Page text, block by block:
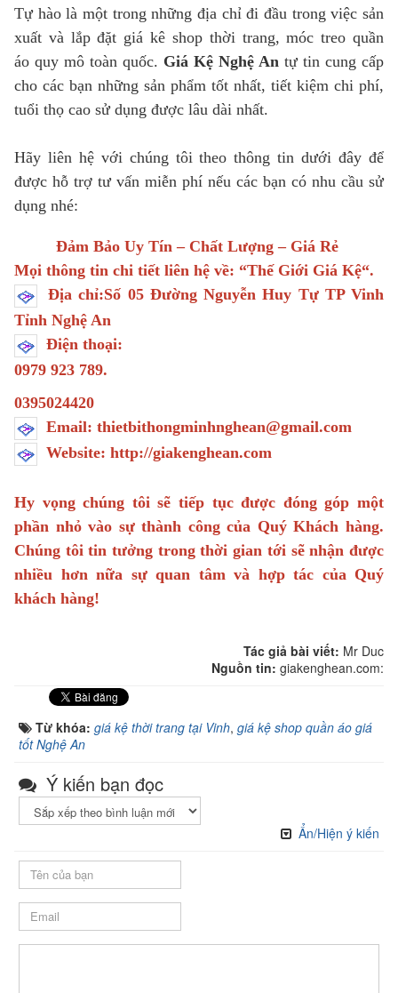
Tự hào là một trong những địa chỉ đi đầu trong việc sản
xuất và lắp đặt giá kê shop thời trang, móc treo quần
áo quy mô toàn quốc. Giá Kệ Nghệ An tự tin cung cấp
cho các bạn những sản phẩm tốt nhất, tiết kiệm chi phí,
tuổi thọ cao sử dụng được lâu dài nhất.
Hãy liên hệ với chúng tôi theo thông tin dưới đây để
được hỗ trợ tư vấn miễn phí nếu các bạn có nhu cầu sử
dụng nhé:
Đảm Bảo Uy Tín – Chất Lượng – Giá Rẻ
Mọi thông tin chi tiết liên hệ về: “Thế Giới Giá Kệ“.
Địa chỉ:Số 05 Đường Nguyễn Huy Tự TP Vinh
Tỉnh Nghệ An
Điện thoại:
0979 923 789.
0395024420
Email: thietbithongminhnghean@gmail.com
Website: http://giakenghean.com
Hy vọng chúng tôi sẽ tiếp tục được đóng góp một
phần nhỏ vào sự thành công của Quý Khách hàng.
Chúng tôi tin tưởng trong thời gian tới sẽ nhận được
nhiều hơn nữa sự quan tâm và hợp tác của Quý
khách hàng!
Tác giả bài viết: Mr Duc
Nguồn tin: giakenghean.com:
Từ khóa: giá kệ thời trang tại Vinh, giá kệ shop quần áo giá
tốt Nghệ An
Ý kiến bạn đọc
Ẩn/Hiện ý kiến